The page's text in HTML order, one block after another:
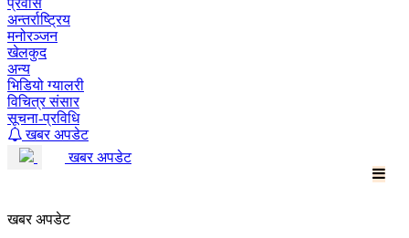
प्रवास
अन्तर्राष्ट्रिय
मनोरञ्जन
खेलकुद
अन्य
भिडियो ग्यालरी
विचित्र संसार
सूचना-प्रविधि
खबर अपडेट
खबर अपडेट
खबर अपडेट